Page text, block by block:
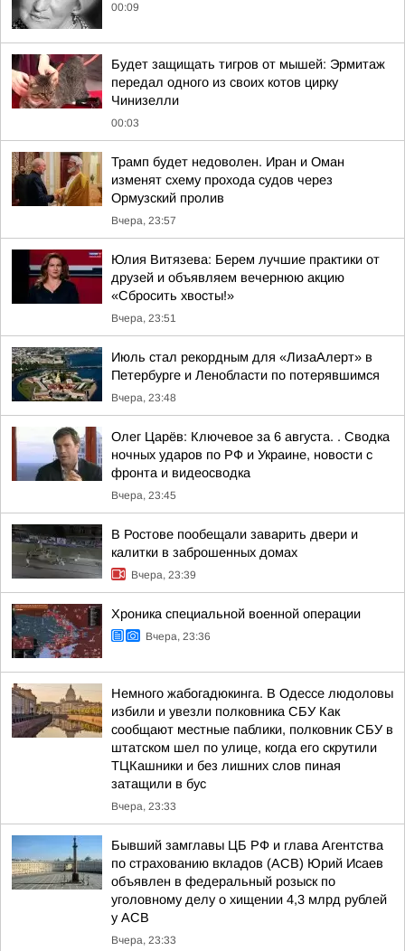
00:09
Будет защищать тигров от мышей: Эрмитаж
передал одного из своих котов цирку
Чинизелли
00:03
Трамп будет недоволен. Иран и Оман
изменят схему прохода судов через
Ормузский пролив
Вчера, 23:57
Юлия Витязева: Берем лучшие практики от
друзей и объявляем вечернюю акцию
«Сбросить хвосты!»
Вчера, 23:51
Июль стал рекордным для «ЛизаАлерт» в
Петербурге и Ленобласти по потерявшимся
Вчера, 23:48
Олег Царёв: Ключевое за 6 августа. . Сводка
ночных ударов по РФ и Украине, новости с
фронта и видеосводка
Вчера, 23:45
В Ростове пообещали заварить двери и
калитки в заброшенных домах
Вчера, 23:39
Хроника специальной военной операции
Вчера, 23:36
Немного жабогадюкинга. В Одессе людоловы
избили и увезли полковника СБУ Как
сообщают местные паблики, полковник СБУ в
штатском шел по улице, когда его скрутили
ТЦКашники и без лишних слов пиная
затащили в бус
Вчера, 23:33
Бывший замглавы ЦБ РФ и глава Агентства
по страхованию вкладов (АСВ) Юрий Исаев
объявлен в федеральный розыск по
уголовному делу о хищении 4,3 млрд рублей
у АСВ
Вчера, 23:33